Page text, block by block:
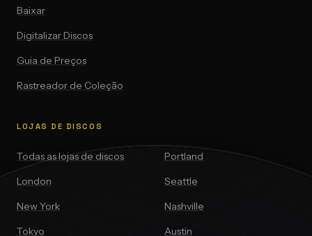
Baixar
Digitalizar Discos
Guia de Preços
Rastreador de Coleção
LOJAS DE DISCOS
Todas as lojas de discos
London
New York
Tokyo
Portland
Seattle
Nashville
Austin